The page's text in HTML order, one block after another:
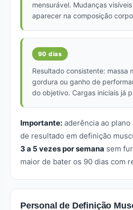
mensurável. Mudanças
aparecer na composição
90 dias
Resultado consistente: massa
gordura ou ganho de
do objetivo. Cargas iniciais já
Importante: aderência ao
de resultado em definição
3 a 5 vezes por semana sem
maior de bater os 90 dias com
Personal de Definição